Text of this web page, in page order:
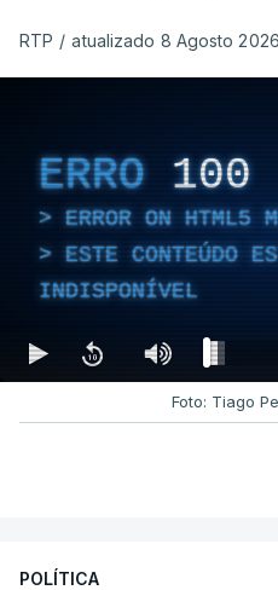
RTP / atualizado 8 Agosto
ERRO 100
ERROR ON HTML5
ESTE CONTEÚDO
INDISPONÍVEL
Foto: Tiago
POLÍTICA